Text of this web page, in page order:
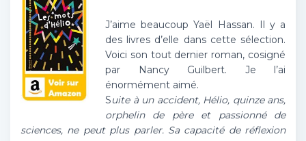
J’aime beaucoup Yaël Hassan. Il y a
des livres d’elle dans cette sélection.
Voici son tout dernier roman, cosigné
par Nancy Guilbert. Je l’ai
énormément aimé.
Suite à un accident, Hélio, quinze ans,
orphelin de père et passionné de
sciences, ne peut plus parler. Sa capacité de réflexion